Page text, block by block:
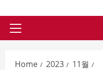
Primary
Home 2023
11월